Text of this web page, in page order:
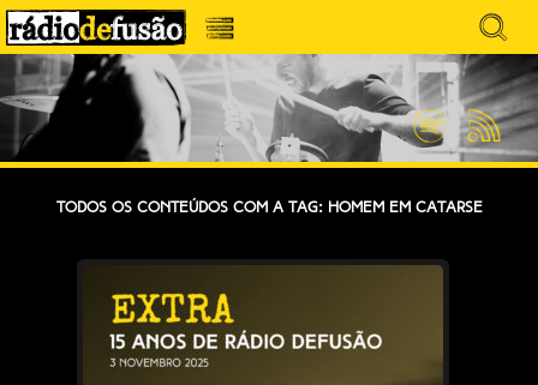
Avançar
para
o
conteúdo
Menu
Search
for:
RÁDIO DEFUSÃO
MÚSICA SEM PRECONCEITOS. CONVERSA
SEM PRETENSÕES.
SpotifyFeed
RSS
Todos os conteúdos com a tag: Homem Em Catarse